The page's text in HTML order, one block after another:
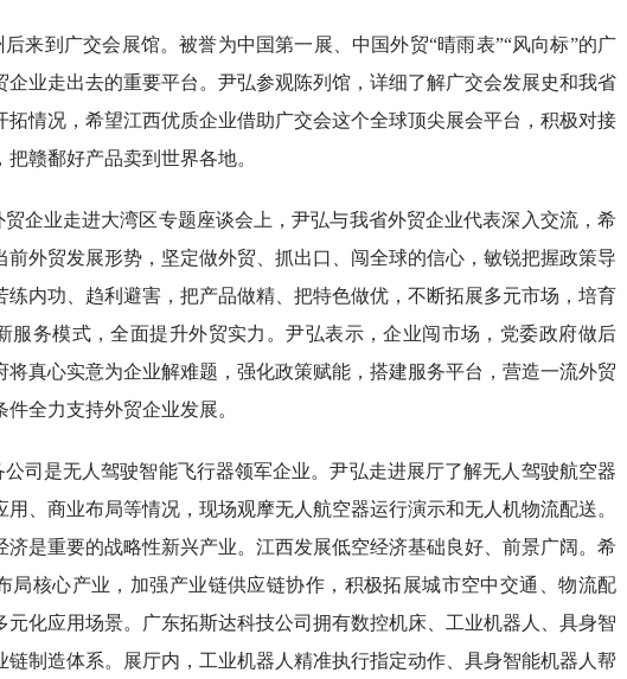
来到广交会展馆。被誉为中国第一展、中国外贸“晴雨表”“风向标”的广
企业走出去的重要平台。尹弘参观陈列馆，详细了解广交会发展史和我省
拓情况，希望江西优质企业借助广交会这个全球顶尖展会平台，积极对接
赣鄱好产品卖到世界各地。
企业走进大湾区专题座谈会上，尹弘与我省外贸企业代表深入交流，希
前外贸发展形势，坚定做外贸、抓出口、闯全球的信心，敏锐把握政策导
练内功、趋利避害，把产品做精、把特色做优，不断拓展多元市场，培育
服务模式，全面提升外贸实力。尹弘表示，企业闯市场，党委政府做后
将真心实意为企业解难题，强化政策赋能，搭建服务平台，营造一流外贸
全力支持外贸企业发展。
司是无人驾驶智能飞行器领军企业。尹弘走进展厅了解无人驾驶航空器
用、商业布局等情况，现场观摩无人航空器运行演示和无人机物流配送。
济是重要的战略性新兴产业。江西发展低空经济基础良好、前景广阔。希
局核心产业，加强产业链供应链协作，积极拓展城市空中交通、物流配
元化应用场景。广东拓斯达科技公司拥有数控机床、工业机器人、具身智
链制造体系。展厅内，工业机器人精准执行指定动作、具身智能机器人帮